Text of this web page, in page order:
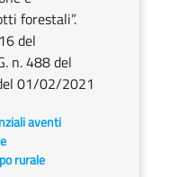
forestali”.
del
n. 488 del
01/02/2021
aventi
rurale